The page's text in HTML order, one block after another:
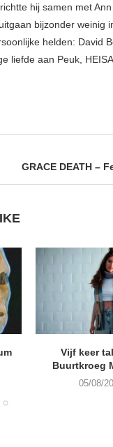
hij samen met
bijzonder weinig
helden: David
liefde aan Peuk,
GRACE DEATH –
Vijf keer
Buurtkroeg
05/08/